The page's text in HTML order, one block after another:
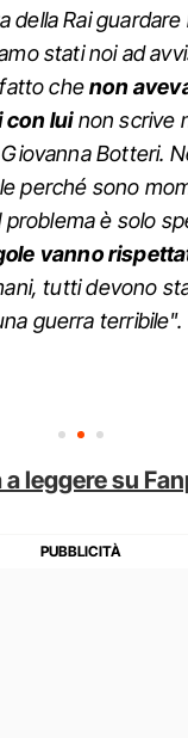
della Rai guardare
stati noi ad
fatto chenon
con luinon scrive
Botteri.
perché sono
problema è solo
vanno
tutti devono
guerra terribile".
leggere su